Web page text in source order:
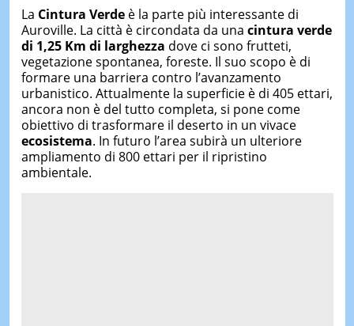
La Cintura Verdeè la parte più interessante di
Auroville. La città è circondata da una cintura verde
di 1,25 Km di larghezza dove ci sono frutteti,
vegetazione spontanea, foreste. Il suo scopo è di
formare una barriera contro l’avanzamento
urbanistico. Attualmente la superficie è di 405 ettari,
ancora non è del tutto completa, si pone come
obiettivo di trasformare il deserto in un vivace
ecosistema. In futuro l’area subirà un ulteriore
ampliamento di 800 ettari per il ripristino
ambientale.